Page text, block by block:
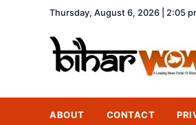
Thursday, August 6, 2026 | 2:05
ABOUT CONTACT